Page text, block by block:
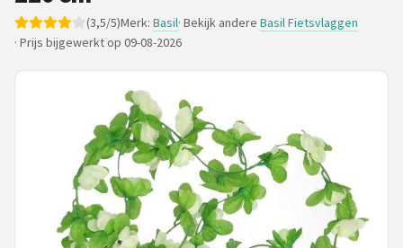
Fietsroutes
Kinderfietsen
Stadsfietsen
Elektrische fietsen
Mountainbikes
(3,5/5)Merk: Basil· Bekijk andere Basil Fietsvlaggen
· Prijs bijgewerkt op 09-08-2026